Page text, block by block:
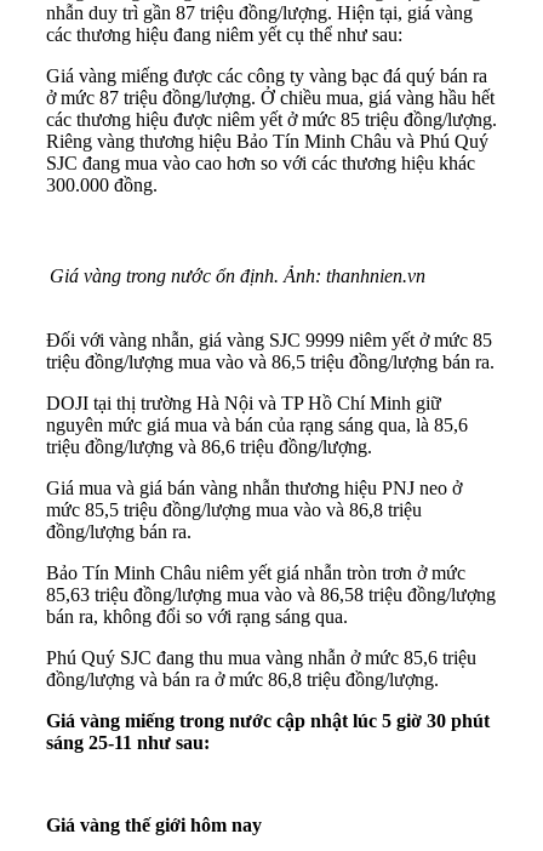
nhẫn duy trì gần 87 triệu đồng/lượng. Hiện tại, giá vàng
các thương hiệu đang niêm yết cụ thể như sau:
Giá vàng miếng được các công ty vàng bạc đá quý bán ra
ở mức 87 triệu đồng/lượng. Ở chiều mua, giá vàng hầu hết
các thương hiệu được niêm yết ở mức 85 triệu đồng/lượng.
Riêng vàng thương hiệu Bảo Tín Minh Châu và Phú Quý
SJC đang mua vào cao hơn so với các thương hiệu khác
300.000 đồng.
Giá vàng trong nước ổn định. Ảnh: thanhnien.vn
Đối với vàng nhẫn, giá vàng SJC 9999 niêm yết ở mức 85
triệu đồng/lượng mua vào và 86,5 triệu đồng/lượng bán ra.
DOJI tại thị trường Hà Nội và TP Hồ Chí Minh giữ
nguyên mức giá mua và bán của rạng sáng qua, là 85,6
triệu đồng/lượng và 86,6 triệu đồng/lượng.
Giá mua và giá bán vàng nhẫn thương hiệu PNJ neo ở
mức 85,5 triệu đồng/lượng mua vào và 86,8 triệu
đồng/lượng bán ra.
Bảo Tín Minh Châu niêm yết giá nhẫn tròn trơn ở mức
85,63 triệu đồng/lượng mua vào và 86,58 triệu đồng/lượng
bán ra, không đổi so với rạng sáng qua.
Phú Quý SJC đang thu mua vàng nhẫn ở mức 85,6 triệu
đồng/lượng và bán ra ở mức 86,8 triệu đồng/lượng.
Giá vàng miếng trong nước cập nhật lúc 5 giờ 30 phút
sáng 25-11 như sau:
Giá vàng thế giới hôm nay